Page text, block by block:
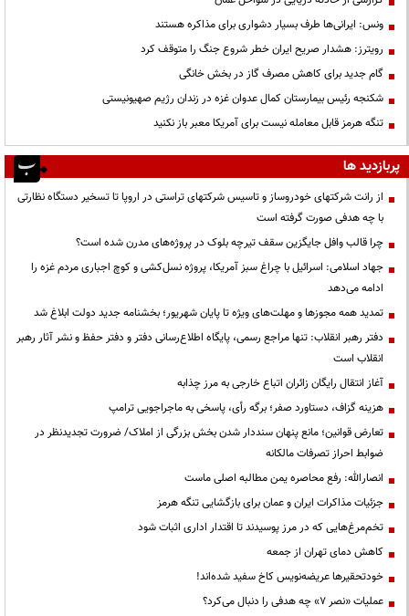
ونس: ایرانی‌ها طرف بسیار دشواری برای مذاکره هستند
رویترز: هشدار صریح ایران خطر شروع جنگ را متوقف کرد
گام جدید برای کاهش مصرف گاز در بخش خانگی
شکنجه رئیس بیمارستان کمال عدوان غزه در زندان رژیم صهیونیستی
تنگه هرمز قابل معامله نیست برای آمریکا معبر باز نکنید
پربازدید ها
از رانت‌ شرکتهای خودروساز و تاسیس شرکتهای تراستی در اروپا تا تسخیر دستگاه نظارتی
با چه هدفی صورت گرفته است
چرا قالب وافل جایگزین سقف تیرچه بلوک در پروژه‌های مدرن شده است؟
جهاد اسلامی: اسرائیل با چراغ سبز آمریکا، پروژه نسل‌کشی و کوچ اجباری مردم غزه را
ادامه می‌دهد
تمدید همه مجوزها و مهلت‌های ویژه تا پایان شهریور؛ بخشنامه جدید دولت ابلاغ شد
دفتر رهبر انقلاب: تنها مراجع رسمی، پایگاه اطلاع‌رسانی دفتر و دفتر حفظ و نشر آثار رهبر
انقلاب است
آغاز انتقال رایگان زائران اتباع خارجی به مرز چذابه
هزینه گزاف، دستاورد صفر؛ برگه رأی، پاسخی به ماجراجویی ترامپ
تعارض قوانین؛ مانع پنهان سنددار شدن بخش بزرگی از املاک/ ضرورت تجدیدنظر در
ضوابط احراز تصرفات مالکانه
انصارالله: رفع محاصره یمن مطالبه اصلی ماست
جزئیات مذاکرات ایران و عمان برای بازگشایی تنگه هرمز
تخم‌مرغ‌هایی که در مرز پوسیدند تا اقتدار اداری اثبات شود
کاهش دمای تهران از جمعه
خودتحقیرها عریضه‌نویس کاخ سفید شده‌اند!
عملیات «نصر ۷» چه هدفی را دنبال می‌کرد؟